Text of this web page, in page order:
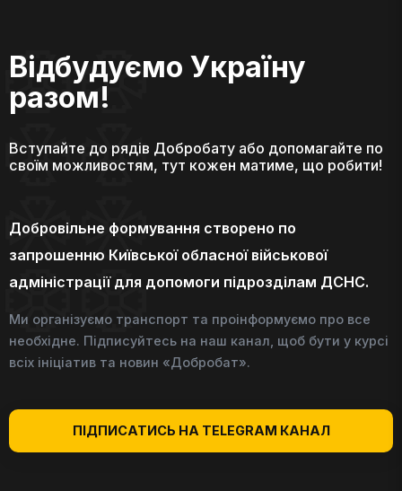
Відбудуємо Україну
разом!
Вступайте до рядів Добробату або допомагайте по
своїм можливостям, тут кожен матиме, що робити!
Добровільне формування створено по
запрошенню Київської обласної військової
адміністрації для допомоги підрозділам ДСНС.
Ми організуємо транспорт та проінформуємо про все
необхідне. Підписуйтесь на наш канал, щоб бути у курсі
всіх ініціатив та новин «Добробат».
ПІДПИСАТИСЬ НА TELEGRAM КАНАЛ